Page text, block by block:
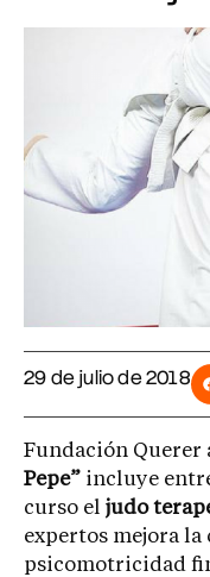
29 de julio de 2018
Fundación Querer
Pepe” incluye
curso el judo
expertos mejora
psicomotricidad